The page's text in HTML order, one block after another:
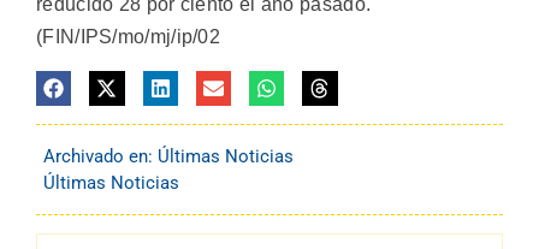
reducido 28 por ciento el año pasado.
(FIN/IPS/mo/mj/ip/02
Archivado en: Últimas Noticias
Últimas Noticias